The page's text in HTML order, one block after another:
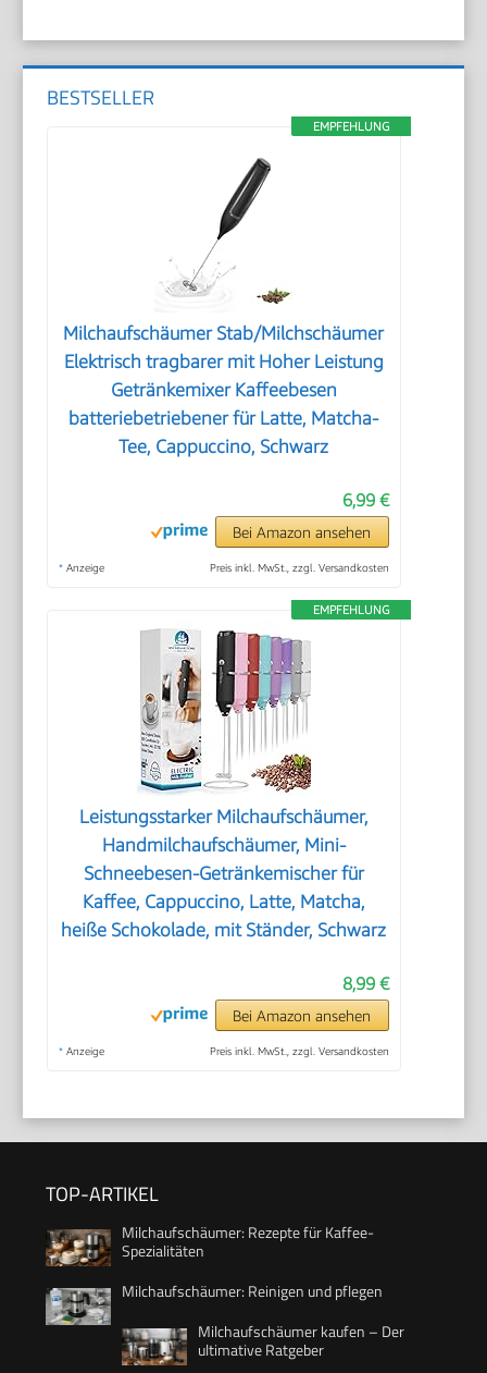
BESTSELLER
EMPFEHLUNG
Milchaufschäumer Stab/Milchschäumer
Elektrisch tragbarer mit Hoher Leistung
Getränkemixer Kaffeebesen
batteriebetriebener für Latte, Matcha-
Tee, Cappuccino, Schwarz
6,99 €
Bei Amazon ansehen
* Anzeige Preis inkl. MwSt., zzgl. Versandkosten
EMPFEHLUNG
Leistungsstarker Milchaufschäumer,
Handmilchaufschäumer, Mini-
Schneebesen-Getränkemischer für
Kaffee, Cappuccino, Latte, Matcha,
heiße Schokolade, mit Ständer, Schwarz
8,99 €
Bei Amazon ansehen
* Anzeige Preis inkl. MwSt., zzgl. Versandkosten
TOP-ARTIKEL
Milchaufschäumer: Rezepte für Kaffee-
Spezialitäten
Milchaufschäumer: Reinigen und pflegen
Milchaufschäumer kaufen – Der
ultimative Ratgeber